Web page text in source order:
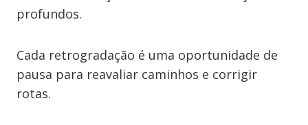
profundos.
Cada retrogradação é uma oportunidade de
pausa para reavaliar caminhos e corrigir
rotas.